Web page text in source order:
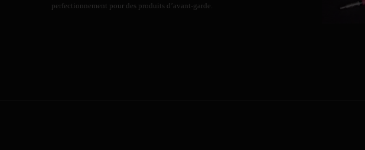
perfectionnement pour des produits d’avant-garde.